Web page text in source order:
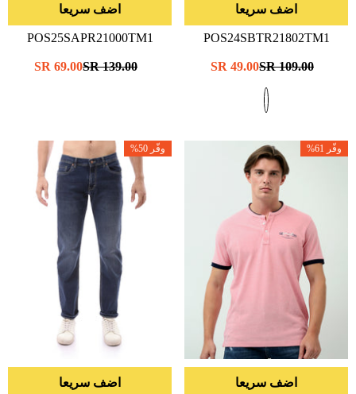
اضف سريعا
POS24SBTR21802TM1
سعر
109.00 SR
سعر
49.00 SR
اضف سريعا
POS25SAPR21000TM1
سعر
139.00 SR
سعر
69.00 SR
وفّر 61%
اضف سريعا
وفّر 50%
اضف سريعا